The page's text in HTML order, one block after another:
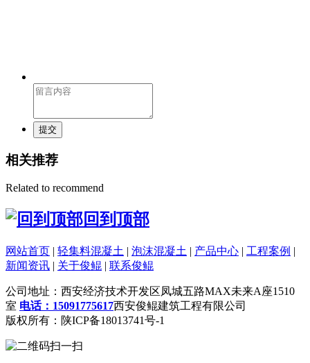
提交
相关推荐
Related to recommend
回到顶部
网站首页 | 轻集料混凝土 | 泡沫混凝土 | 产品中心 | 工程案例 |
新闻资讯 | 关于俊鲲 | 联系俊鲲
公司地址：西安经济技术开发区凤城五路MAX未来A座1510
室 电话：15091775617西安俊鲲建筑工程有限公司
版权所有：陕ICP备18013741号-1
扫一扫